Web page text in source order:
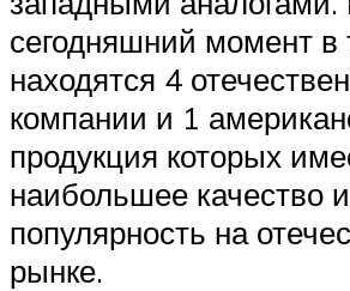
сегодняшний момент в
находятся 4
компании и 1
продукция которых
наибольшее качество и
популярность на
рынке.